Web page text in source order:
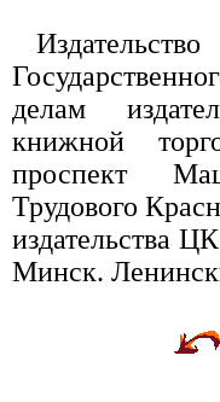
делам
книжной
проспект
Трудового
издательства
Минск.